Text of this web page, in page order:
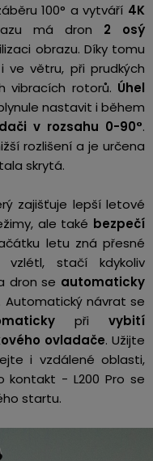
100° a vytváří 4K
má dron 2 osý
obrazu. Díky tomu
ve větru, při prudkých
vibracích rotorů. Úhel
nastavit i během
v rozsahu 0-90°.
rozlišení a je určena
skrytá.
zajišťuje lepší letové
ale také bezpečí
letu zná přesné
stačí kdykoliv
dron se automaticky
návrat se
při vybití
ovladače. Užijte
i vzdálené oblasti,
kontakt - L200 Pro se
startu.